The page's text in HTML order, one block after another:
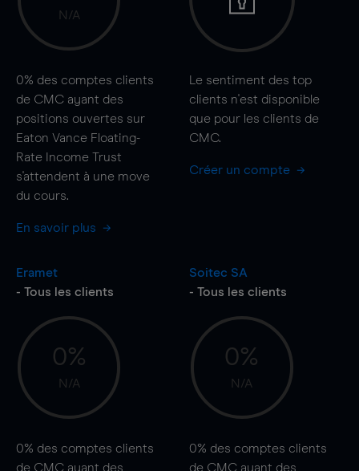
N/A
0% des comptes clients
de CMC ayant des
positions ouvertes sur
Eaton Vance Floating-
Rate Income Trust
s'attendent à une move
du cours.
En savoir plus
Le sentiment des top
clients n'est disponible
que pour les clients de
CMC.
Créer un compte
Eramet
- Tous les clients
0%
N/A
0% des comptes clients
de CMC ayant des
Soitec SA
- Tous les clients
0%
N/A
0% des comptes clients
de CMC ayant des